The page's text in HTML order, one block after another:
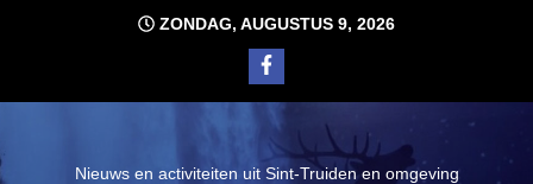
ZONDAG, AUGUSTUS 9, 2026
Nieuws en activiteiten uit Sint-Truiden en omgeving